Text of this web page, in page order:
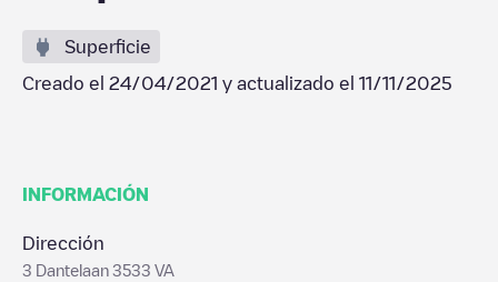
Superficie
Creado el 24/04/2021 y actualizado el 11/11/2025
INFORMACIÓN
Dirección
3 Dantelaan 3533 VA